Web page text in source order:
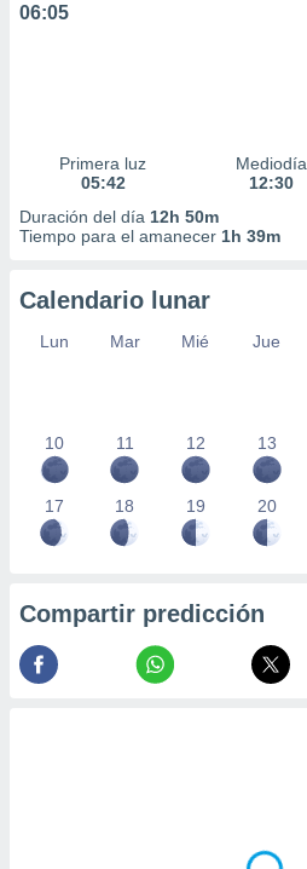
06:05
Primera luz
05:42
Mediodía
12:30
Duración del día 12h 50m
Tiempo para el amanecer 1h 39m
Calendario lunar
Lun Mar Mié Jue
10 11 12 13
17 18 19 20
Compartir predicción